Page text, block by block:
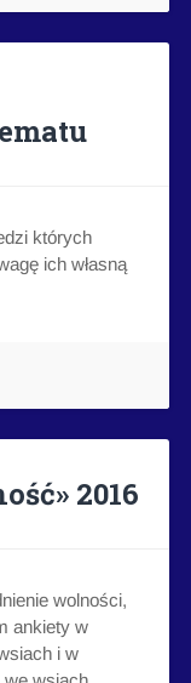
których
ich własną
2016
wolności,
ankiety w
i w